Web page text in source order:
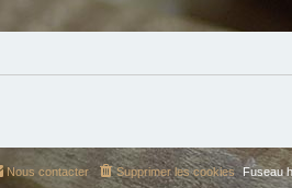
Fuseau
Supprimer les cookies
Nous contacter